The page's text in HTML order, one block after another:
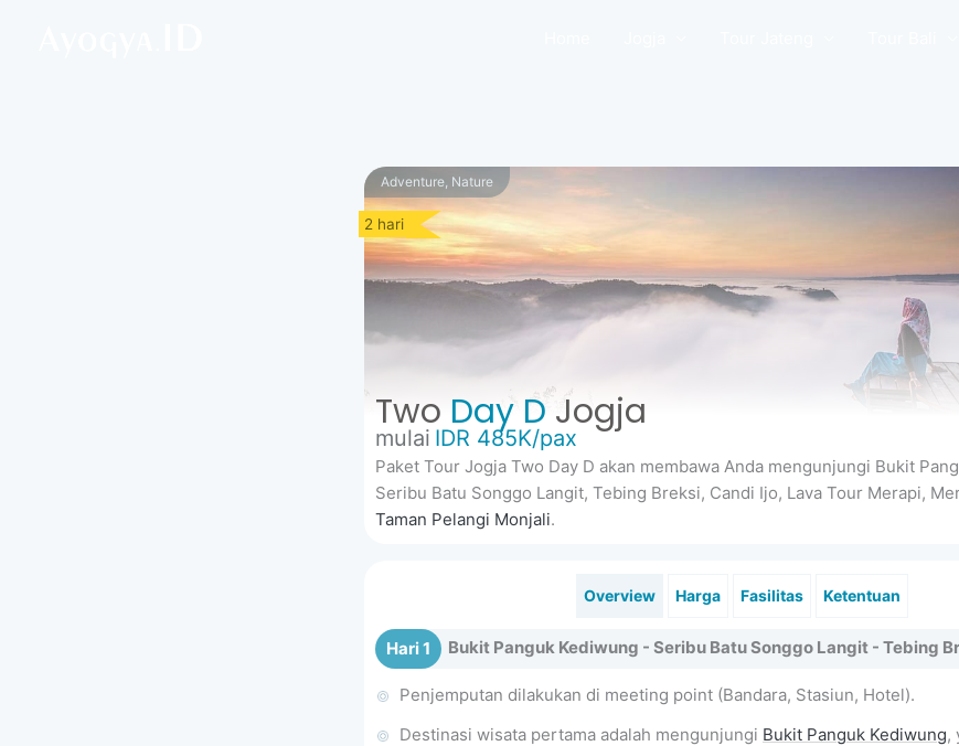
Adventure, Nature
2 hari
Two Day DJogja
mulai IDR 485K/pax
Paket Tour Jogja Two Day D akan membawa Anda mengunjungi Bukit
Seribu Batu Songgo Langit, Tebing Breksi, Candi Ijo, Lava Tour Merapi,
Taman Pelangi Monjali.
Overview Harga Fasilitas Ketentuan
Hari 1 Bukit Panguk Kediwung - Seribu Batu Songgo Langit - Tebing
Penjemputan dilakukan di meeting point (Bandara, Stasiun, Hotel).
Destinasi wisata pertama adalah mengunjungi Bukit Panguk Kediwung,